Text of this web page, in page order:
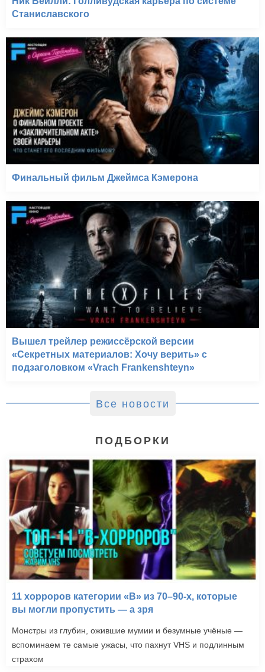
Станиславского
Финальный фильм Джеймса Кэмерона
Вышел трейлер режиссёрской версии
«Секретных материалов: Хочу верить» с
подзаголовком «Vrach Frankenshteyn»
Все новости
ПОДБОРКИ
11 хорроров категории «B» из 70–90-х, которые
вы могли пропустить — а зря
Монстры из глубин, ожившие мумии и безумные учёные —
вспоминаем те самые ужасы, что пахнут VHS и подлинным
страхом